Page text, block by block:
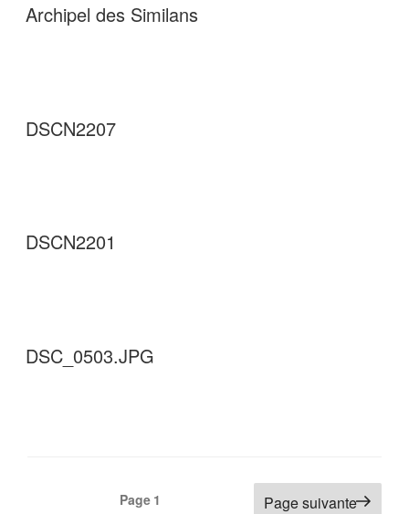
Archipel des Similans
DSCN2207
DSCN2201
DSC_0503.JPG
Page 1 Page suivante